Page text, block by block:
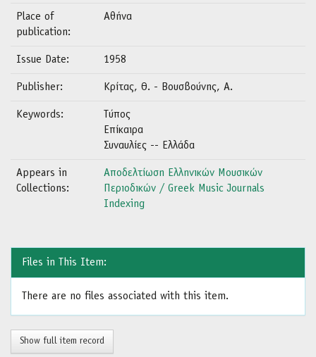
Place of
publication:
Αθήνα
Issue Date: 1958
Publisher: Κρίτας, Θ. - Βουσβούνης, Α.
Keywords:
Τύπος
Επίκαιρα
Συναυλίες -- Ελλάδα
Appears in
Collections:
Αποδελτίωση Ελληνικών Μουσικών
Περιοδικών / Greek Music Journals
Indexing
Files in This Item:
There are no files associated with this item.
Show full item record